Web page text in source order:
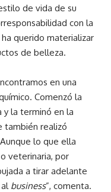
de vida de su
con la
querido materializar
de belleza.
en una
Comenzó la
y la terminó en la
también realizó
lo que ella
veterinaria, por
a tirar adelante
business”, comenta.